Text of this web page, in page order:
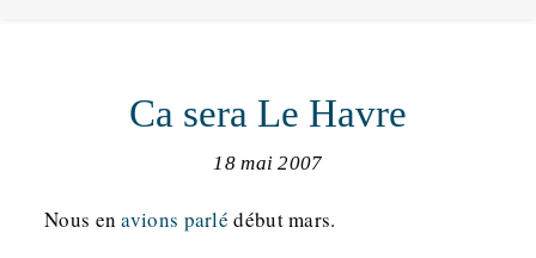
Ca sera Le Havre
18 mai 2007
Nous enavions parlé début mars.